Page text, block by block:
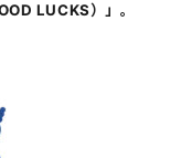
LUCKS）」。